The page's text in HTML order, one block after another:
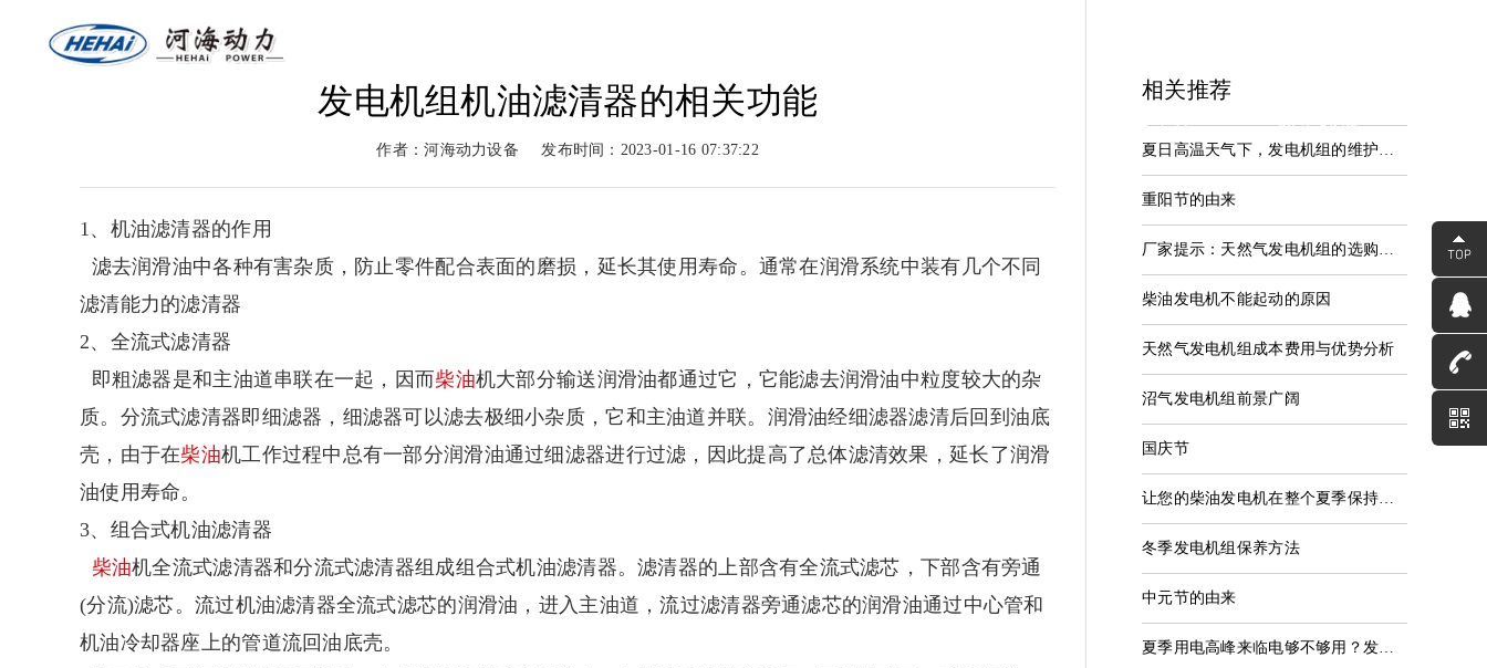
燃气系列
柴油系列
服务支持
服务中心
联系我们
联系河海
发电机组机油滤清器的相关功能
作者：河海动力设备 发布时间：2023-01-16 07:37:22
1、机油滤清器的作用
滤去润滑油中各种有害杂质，防止零件配合表面的磨损，延长其使用寿命。通常在润滑系统中装有几个不同
滤清能力的滤清器
2、全流式滤清器
即粗滤器是和主油道串联在一起，因而柴油机大部分输送润滑油都通过它，它能滤去润滑油中粒度较大的杂
质。分流式滤清器即细滤器，细滤器可以滤去极细小杂质，它和主油道并联。润滑油经细滤器滤清后回到油底
壳，由于在柴油机工作过程中总有一部分润滑油通过细滤器进行过滤，因此提高了总体滤清效果，延长了润滑
油使用寿命。
3、组合式机油滤清器
柴油机全流式滤清器和分流式滤清器组成组合式机油滤清器。滤清器的上部含有全流式滤芯，下部含有旁通
(分流)滤芯。流过机油滤清器全流式滤芯的润滑油，进入主油道，流过滤清器旁通滤芯的润滑油通过中心管和
机油冷却器座上的管道流回油底壳。
相关推荐
夏日高温天气下，发电机组的维护保养应该这样做
重阳节的由来
厂家提示：天然气发电机组的选购要点
柴油发电机不能起动的原因
天然气发电机组成本费用与优势分析
沼气发电机组前景广阔
国庆节
让您的柴油发电机在整个夏季保持高效运行！
冬季发电机组保养方法
中元节的由来
夏季用电高峰来临电够不够用？发改委回应